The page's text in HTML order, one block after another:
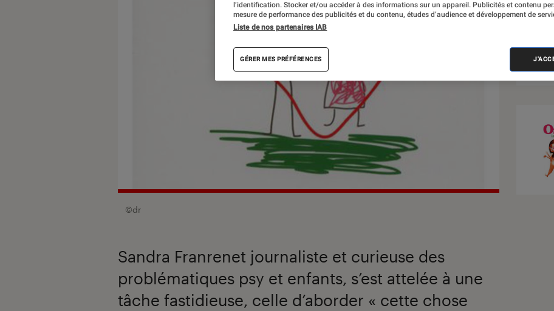
©dr
Sandra Franrenet journaliste et curieuse des
problématiques psy et enfants, s’est attelée à une
tâche fastidieuse, celle d’aborder « cette chose
l’identification. Stocker et/ou accéder à des informations sur un appareil. Publicités et contenu
mesure de performance des publicités et du contenu, études d’audience et développement de
Liste de nos partenaires IAB
GÉRER MES PRÉFÉRENCES